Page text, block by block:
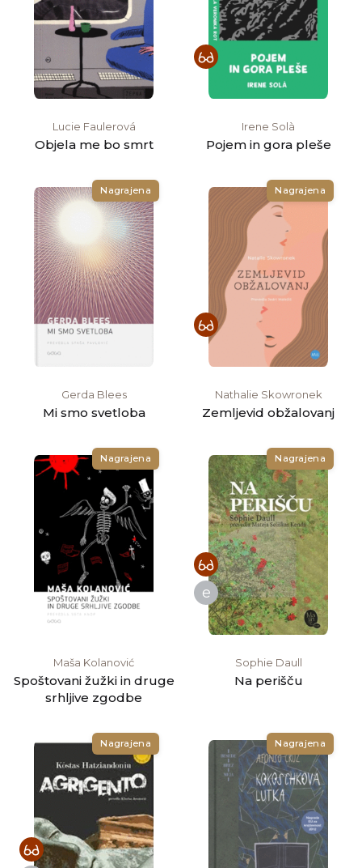
Lucie Faulerová
Objela me bo smrt
Irene Solà
Pojem in gora pleše
Nagrajena
Gerda Blees
Mi smo svetloba
Nagrajena
Nathalie Skowronek
Zemljevid obžalovanj
Nagrajena
Maša Kolanović
Spoštovani žužki in druge
srhljive zgodbe
Nagrajena
e
Sophie Daull
Na perišču
Nagrajena Nagrajena